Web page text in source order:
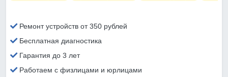
Ремонт устройств от 350 рублей
Бесплатная диагностика
Гарантия до 3 лет
Работаем с физлицами и юрлицами